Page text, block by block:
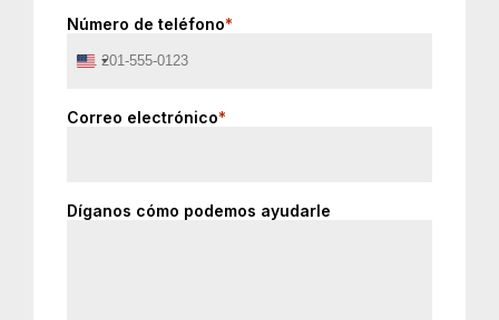
Número de teléfono*
United
Correo electrónico*
Díganos cómo podemos ayudarle